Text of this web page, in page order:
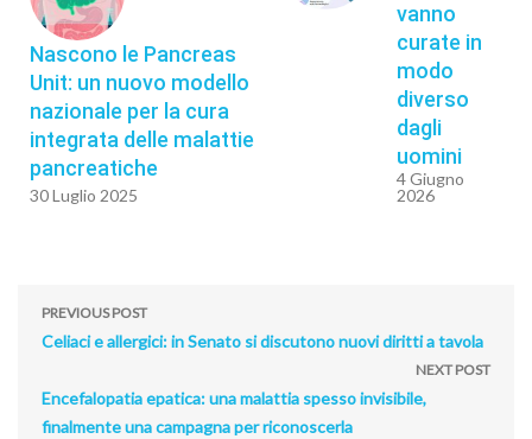
Nascono le Pancreas
Unit: un nuovo modello
nazionale per la cura
integrata delle malattie
pancreatiche
30 Luglio 2025
vanno
curate in
modo
diverso
dagli
uomini
4 Giugno
2026
PREVIOUS POST
Celiaci e allergici: in Senato si discutono nuovi diritti a tavola
NEXT POST
Encefalopatia epatica: una malattia spesso invisibile,
finalmente una campagna per riconoscerla